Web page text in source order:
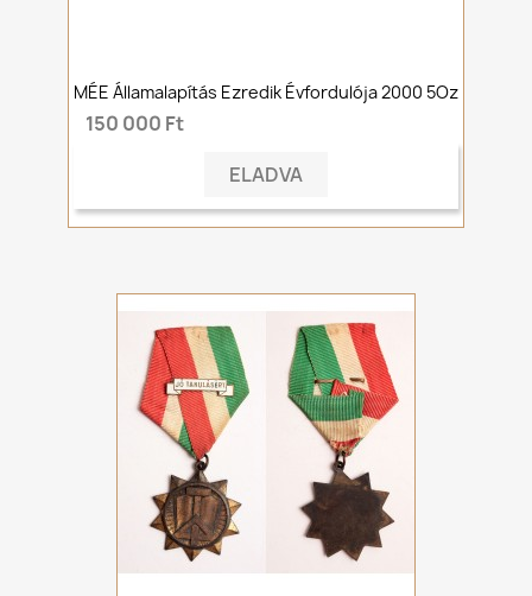
MÉE Államalapítás Ezredik Évfordulója 2000 5Oz
150 000 Ft
ELADVA